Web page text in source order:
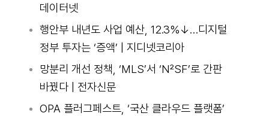
데이터넷
행안부 내년도 사업 예산, 12.3%↓…디지털
정부 투자는 ‘증액’ | 지디넷코리아
망분리 개선 정책, ‘MLS’서 ‘N²SF’로 간판
바꿨다 | 전자신문
OPA 플러그페스트, ‘국산 클라우드 플랫폼’